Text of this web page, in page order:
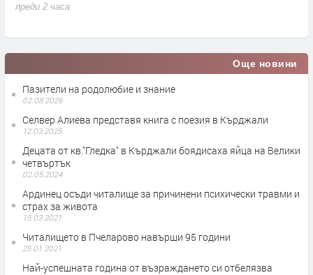
преди 2 часа
Още новини
Пазители на родолюбие и знание
02.08.2026
Селвер Алиева представя книга с поезия в Кърджали
12.03.2025
Децата от кв."Гледка" в Кърджали боядисаха яйца на Велики
четвъртък
02.05.2024
Ардинец осъди читалище за причинени психически травми и
страх за живота
15.03.2021
Читалището в Пчеларово навърши 95 години
25.01.2021
Най-успешната година от възраждането си отбелязва